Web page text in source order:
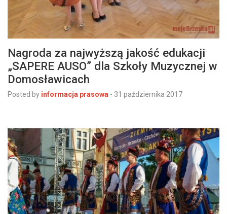
Nagroda za najwyższą jakość edukacji
„SAPERE AUSO” dla Szkoły Muzycznej w
Domosławicach
Posted by informacja prasowa - 31 października 2017